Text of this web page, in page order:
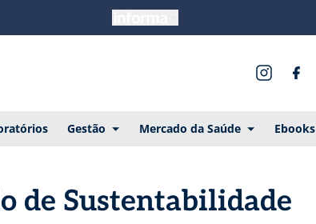
Gestão Mercado da Saúde Ebooks
de Sustentabilidade